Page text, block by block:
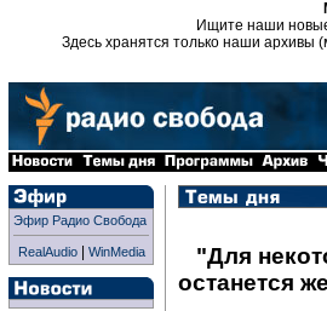
Ищите наши
Здесь хранятся только наши архивы
Эфир Радио Свобода
RealAudio| WinMedia
"Для
останется